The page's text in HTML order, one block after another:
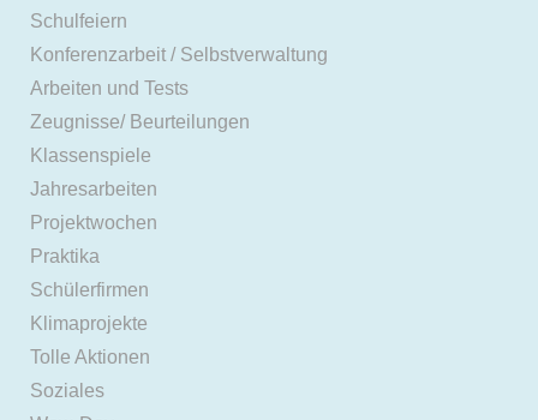
Schulfeiern
Konferenzarbeit / Selbstverwaltung
Arbeiten und Tests
Zeugnisse/ Beurteilungen
Klassenspiele
Jahresarbeiten
Projektwochen
Praktika
Schülerfirmen
Klimaprojekte
Tolle Aktionen
Soziales